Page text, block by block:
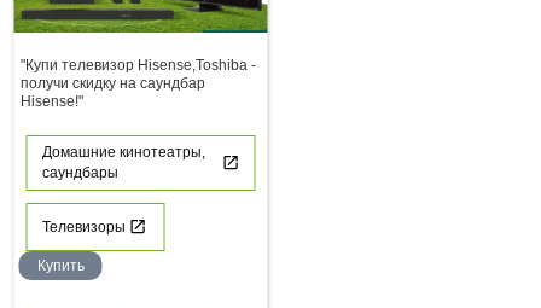
"Купи телевизор Hisense,Toshiba -
получи скидку на саундбар
Hisense!"
Домашние кинотеатры,
саундбары
Телевизоры
Купить